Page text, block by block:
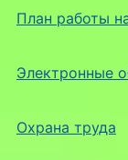
План работы
Электронные
Охрана труда